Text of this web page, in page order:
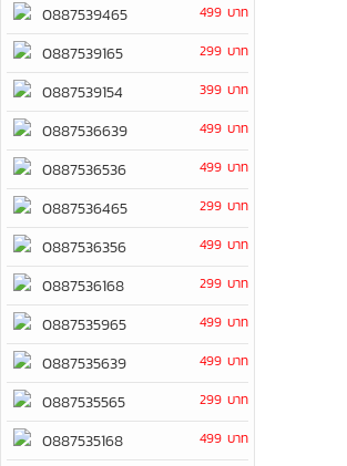
0887539465 499 บาท
0887539165 299 บาท
0887539154 399 บาท
0887536639 499 บาท
0887536536 499 บาท
0887536465 299 บาท
0887536356 499 บาท
0887536168 299 บาท
0887535965 499 บาท
0887535639 499 บาท
0887535565 299 บาท
0887535168 499 บาท